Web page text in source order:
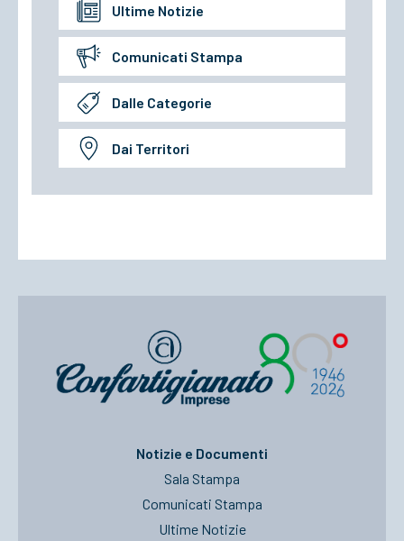
Ultime Notizie
Comunicati Stampa
Dalle Categorie
Dai Territori
Notizie e Documenti
Sala Stampa
Comunicati Stampa
Ultime Notizie